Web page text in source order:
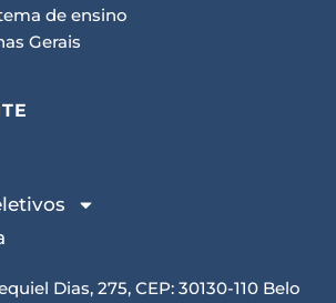
de ensino
Gerais
Dias, 275, CEP: 30130-110 Belo